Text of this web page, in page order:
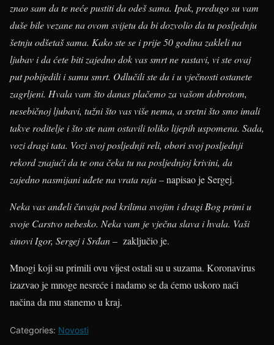
znao sam da te neće pustiti da odeš sama. Ipak, predugo su vam
duše bile vezane na ovom svijetu da bi dozvolio da tu posljednju
šetnju odšetaš sama. Kako ste se i prije 50 godina zakleli na
ljubav i da ćete biti zajedno dok vas smrt ne rastavi, vi ste ovaj
put pobijedili i samu smrt. Odlučili ste da i u vječnosti ostanete
zagrljeni. Hvala vam što danas plačemo za vašom dobrotom,
nesebičnoj ljubavi, tužni što vas više nema, a sretni što smo imali
takve roditelje i što ste nam ostavili toliko lijepih uspomena. Sada,
vozi dragi tata. Vozi svoj posljednji reli, obori svoj posljednji
rekord znajući da te ona čeka tu na posljednjoj krivini, da
zajedno nasmijani uđete na vrata raja– napisao je Sergej.
Neka vas anđeli čuvaju pod krilima svojim i dragi Bog primi u
svoje Carstvo nebesko. Neka vam je vječna slava i hvala. Vaši
sinovi Igor, Sergej i Srđan– zaključio je.
Mnogi koji su primili ovu vijest ostali su u suzama. Koronavirus
izazvao je mnoge nesreće i nadamo se da ćemo uskoro naći
načina da mu stanemo u kraj.
Categories: Novosti